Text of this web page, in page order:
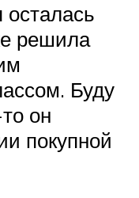
осталась
решила
Буду
он
покупной